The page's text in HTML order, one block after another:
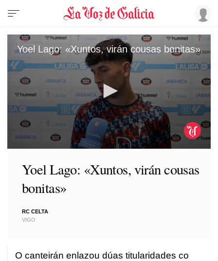
Yoel Lago: «Xuntos, virán cousas bonitas»
minute,
Yoel Lago: «Xuntos, virán cousas
bonitas»
RC CELTA
VIGO
O canteirán enlazou dúas titularidades co